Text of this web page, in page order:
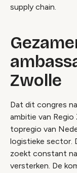
supply chain.
Zwolle
Dat dit congres
ambitie van
topregio van
logistieke sector.
zoekt constant
versterken. De